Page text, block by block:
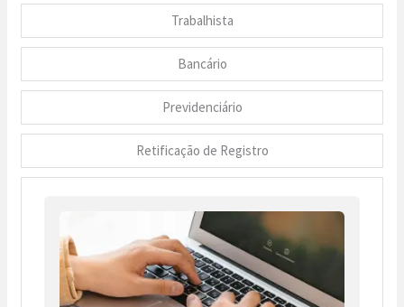
Trabalhista
Bancário
Previdenciário
Retificação de Registro